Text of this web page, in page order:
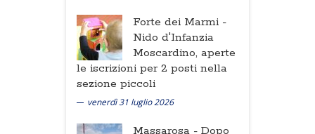
Forte dei Marmi -
Nido d'Infanzia
Moscardino, aperte
le iscrizioni per 2 posti nella
sezione piccoli
venerdì 31 luglio 2026
Massarosa - Dopo